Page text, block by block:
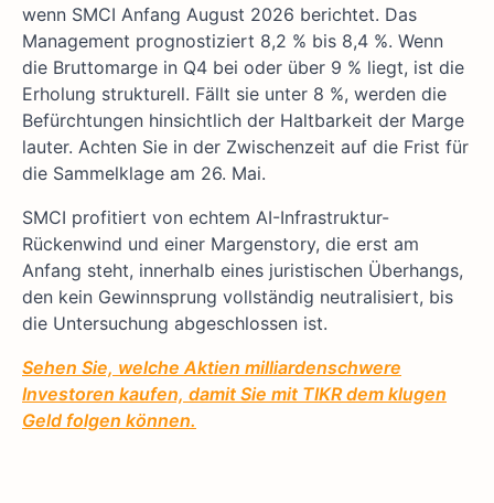
wenn SMCI Anfang August 2026 berichtet. Das
Management prognostiziert 8,2 % bis 8,4 %. Wenn
die Bruttomarge in Q4 bei oder über 9 % liegt, ist die
Erholung strukturell. Fällt sie unter 8 %, werden die
Befürchtungen hinsichtlich der Haltbarkeit der Marge
lauter. Achten Sie in der Zwischenzeit auf die Frist für
die Sammelklage am 26. Mai.
SMCI profitiert von echtem AI-Infrastruktur-
Rückenwind und einer Margenstory, die erst am
Anfang steht, innerhalb eines juristischen Überhangs,
den kein Gewinnsprung vollständig neutralisiert, bis
die Untersuchung abgeschlossen ist.
Sehen Sie, welche Aktien milliardenschwere
Investoren kaufen, damit Sie mit TIKR dem klugen
Geld folgen können.